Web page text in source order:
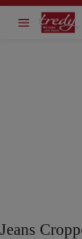
springen
Jeans